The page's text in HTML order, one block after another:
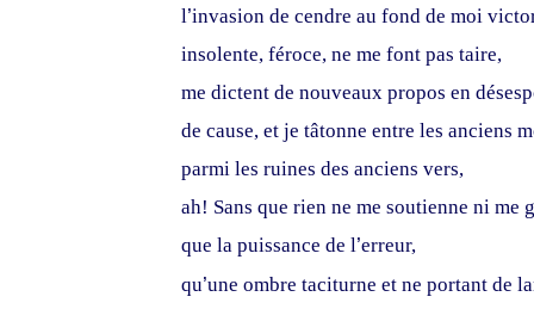
l’invasion de cendre au fond de moi
insolente, féroce, ne me font pas taire,
me dictent de nouveaux propos en
de cause, et je tâtonne entre les anciens
parmi les ruines des anciens vers,
ah! Sans que rien ne me soutienne ni me
que la puissance de l’erreur,
qu’une ombre taciturne et ne portant de